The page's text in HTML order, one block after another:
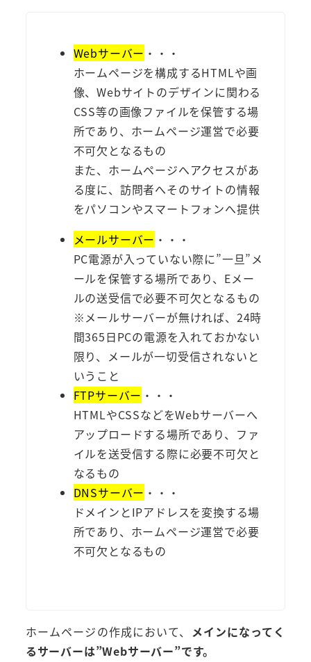
Webサーバー ・・・
ホームページを構成するHTMLや画
像、Webサイトのデザインに関わる
CSS等の画像ファイルを保管する場
所であり、ホームページ運営で必要
不可欠となるもの
また、ホームページへアクセスがあ
る度に、訪問者へそのサイトの情報
をパソコンやスマートフォンへ提供
メールサーバー ・・・
PC電源が入っていない際に”一旦”メ
ールを保管する場所であり、Eメー
ルの送受信で必要不可欠となるもの
※メールサーバーが無ければ、24時
間365日PCの電源を入れておかない
限り、メールが一切受信されないと
いうこと
FTPサーバー ・・・
HTMLやCSSなどをWebサーバーへ
アップロードする場所であり、ファ
イルを送受信する際に必要不可欠と
なるもの
DNSサーバー ・・・
ドメインとIPアドレスを変換する場
所であり、ホームページ運営で必要
不可欠となるもの
ホームページの作成において、 メインになってく
るサーバーは”Webサーバー”です。